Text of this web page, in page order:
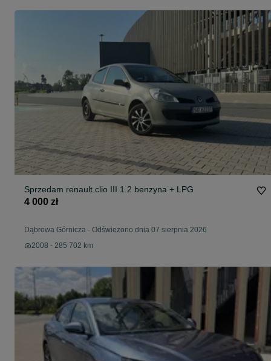
Sprzedam renault clio III 1.2 benzyna + LPG
4 000 zł
Dąbrowa Górnicza - Odświeżono dnia 07 sierpnia 2026
2008 - 285 702 km